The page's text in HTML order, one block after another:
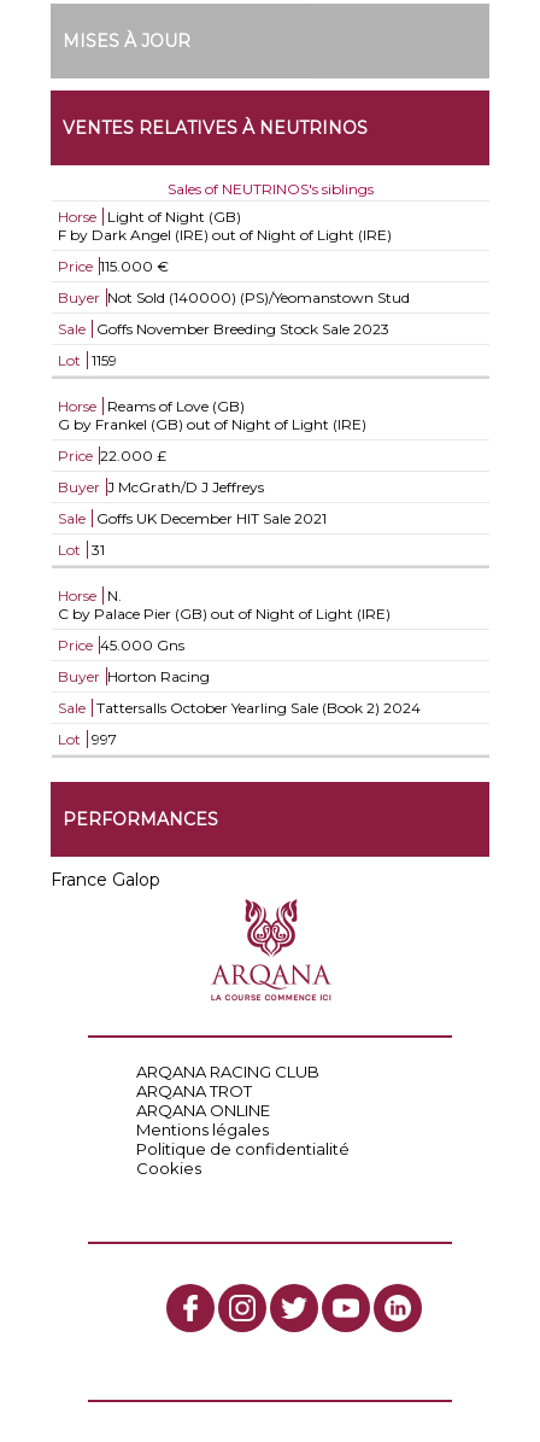
MISES À JOUR
VENTES RELATIVES À NEUTRINOS
Sales of NEUTRINOS's siblings
Horse
Light of Night (GB)
F by Dark Angel (IRE) out of Night of Light (IRE)
Price 115.000 €
Buyer Not Sold (140000) (PS)/Yeomanstown Stud
Sale
Goffs November Breeding Stock Sale 2023
Lot
1159
Horse
Reams of Love (GB)
G by Frankel (GB) out of Night of Light (IRE)
Price 22.000 £
Buyer J McGrath/D J Jeffreys
Sale
Goffs UK December HIT Sale 2021
Lot
31
Horse
N.
C by Palace Pier (GB) out of Night of Light (IRE)
Price 45.000 Gns
Buyer Horton Racing
Sale
Tattersalls October Yearling Sale (Book 2) 2024
Lot
997
PERFORMANCES
France Galop
ARQANA RACING CLUB
ARQANA TROT
ARQANA ONLINE
Mentions légales
Politique de confidentialité
Cookies